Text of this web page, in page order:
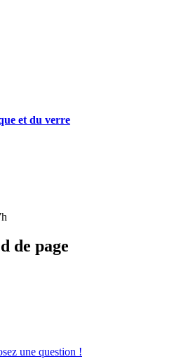
et du verre
de page
une question !